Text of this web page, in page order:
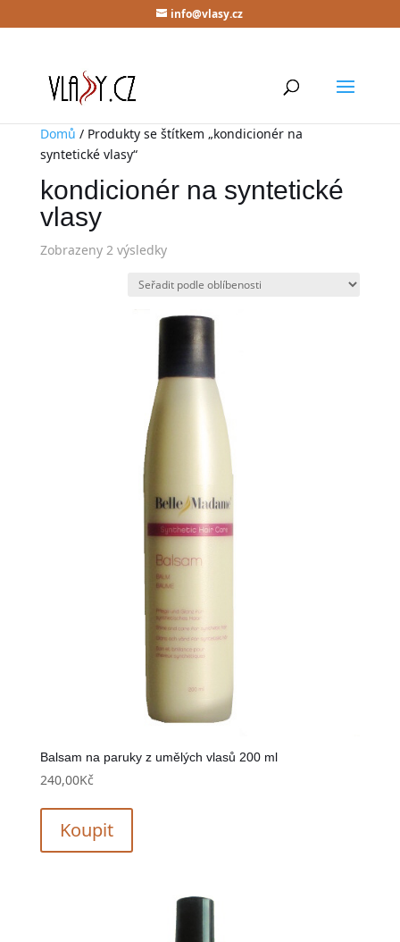
info@vlasy.cz
Domů / Produkty se štítkem „kondicionér na
syntetické vlasy“
kondicionér na syntetické
vlasy
Zobrazeny 2 výsledky
Balsam na paruky z umělých vlasů 200 ml
240,00Kč
Koupit